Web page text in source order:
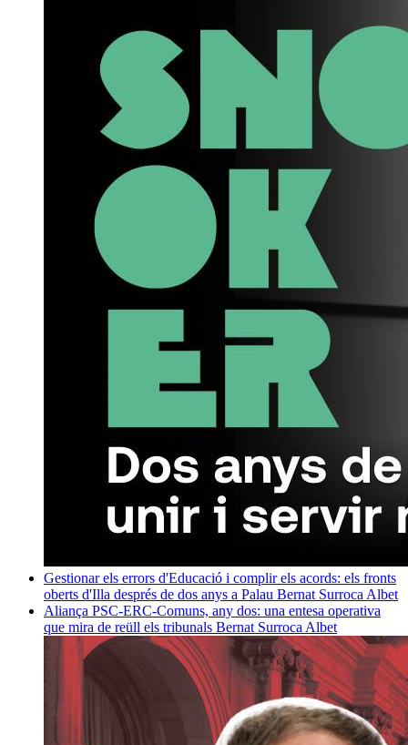
Gestionar els errors d'Educació i complir els acords: els fronts
oberts d'Illa després de dos anys a Palau Bernat Surroca Albet
Aliança PSC-ERC-Comuns, any dos: una entesa operativa
que mira de reüll els tribunals Bernat Surroca Albet